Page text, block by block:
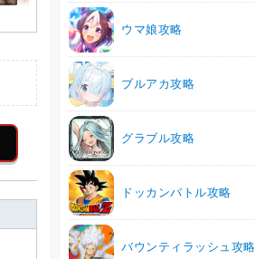
ウマ娘攻略
ブルアカ攻略
グラブル攻略
ドッカンバトル攻略
バウンティラッシュ攻略